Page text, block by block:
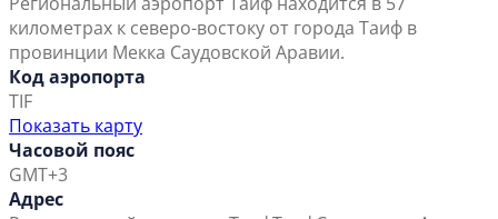
километрах к северо-востоку от города Таиф в
провинции Мекка Саудовской Аравии.
Код аэропорта
TIF
Показать карту
Часовой пояс
GMT+3
Адрес